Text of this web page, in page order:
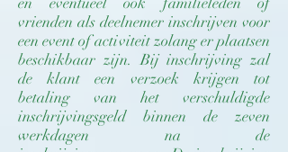
vrienden als deelnemer inschrijven voor
een event of activiteit zolang er plaatsen
beschikbaar zijn. Bij inschrijving zal
de klant een verzoek krijgen tot
betaling van het verschuldigde
inschrijvingsgeld binnen de zeven
werkdagen na de